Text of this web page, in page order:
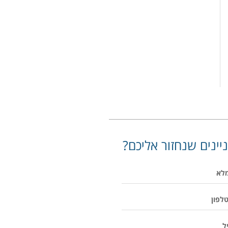
שנחזור אליכם?